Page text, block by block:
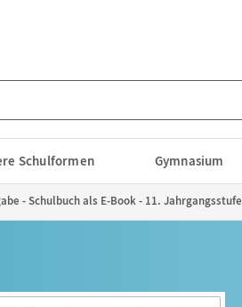
Schulformen Gymnasium
- Schulbuch als E-Book - 11. Jahrgangsstufe